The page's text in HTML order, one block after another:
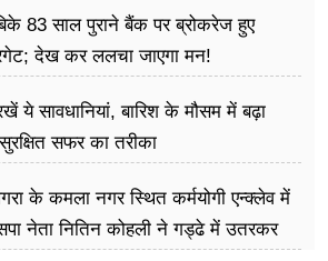
83 साल पुराने बैंक पर ब्रोकरेज हुए
देख कर ललचा जाएगा मन!
ये सावधानियां, बारिश के मौसम में बढ़ा
सफर का तरीका
के कमला नगर स्थित कर्मयोगी एन्क्लेव में
नेता नितिन कोहली ने गड्ढे में उतरकर